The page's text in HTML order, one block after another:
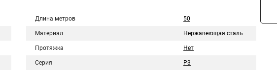
Длина метров 50
Материал Нержавеющая сталь
Протяжка Нет
Серия Р3